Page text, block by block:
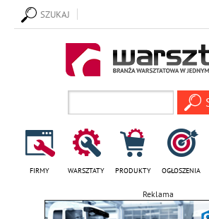
SZUKAJ
FIRMY WARSZTATY PRODUKTY OGŁOSZENIA
Reklama